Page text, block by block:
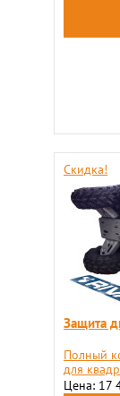
Скидка!
​Защита
​Полный
для
Цена: 17